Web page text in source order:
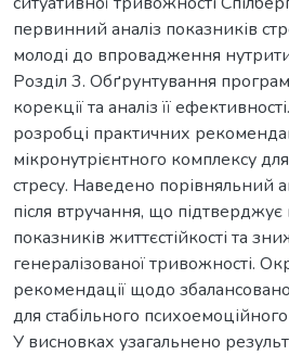
первинний аналіз показників
молоді до впровадження
Розділ 3. Обґрунтування
корекції та аналіз її
розробці практичних
мікронутрієнтного комплексу
стресу. Наведено порівняльний
після втручання, що
показників життєстійкості та
генералізованої тривожності.
рекомендації щодо
для стабільного психоемоційного
У висновках узагальнено